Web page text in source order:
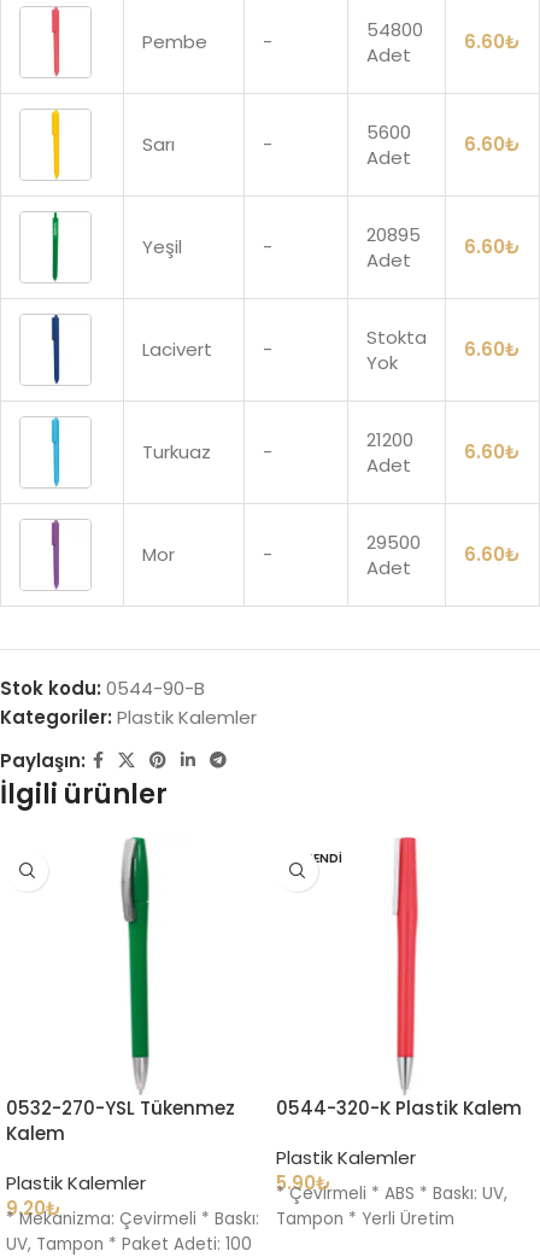
Pembe -
54800
Adet
6.60₺
Sarı -
5600
Adet
6.60₺
Yeşil -
20895
Adet
6.60₺
Lacivert -
Stokta
Yok
6.60₺
Turkuaz -
21200
Adet
6.60₺
Mor -
29500
Adet
6.60₺
Stok kodu: 0544-90-B
Kategoriler: Plastik Kalemler
Paylaşın:
İlgili ürünler
0532-270-YSL Tükenmez
Kalem
Plastik Kalemler
9.20₺
* Mekanizma: Çevirmeli * Baskı:
UV, Tampon * Paket Adeti: 100
TÜKENDI
0544-320-K Plastik Kalem
Plastik Kalemler
5.90₺
* Çevirmeli * ABS * Baskı: UV,
Tampon * Yerli Üretim